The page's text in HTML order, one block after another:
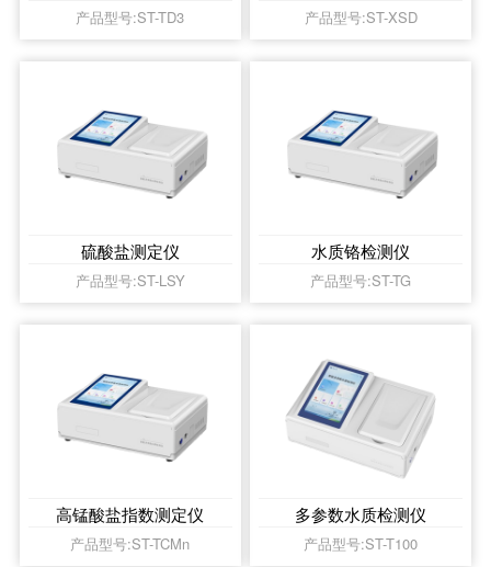
产品型号:ST-TD3 产品型号:ST-XSD
硫酸盐测定仪
产品型号:ST-LSY
水质铬检测仪
产品型号:ST-TG
高锰酸盐指数测定仪
产品型号:ST-TCMn
多参数水质检测仪
产品型号:ST-T100